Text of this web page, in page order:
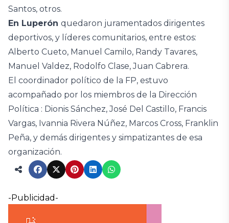
Santos, otros.
En Luperón quedaron juramentados dirigentes
deportivos, y líderes comunitarios, entre estos:
Alberto Cueto, Manuel Camilo, Randy Tavares,
Manuel Valdez, Rodolfo Clase, Juan Cabrera.
El coordinador político de la FP, estuvo
acompañado por los miembros de la Dirección
Política : Dionis Sánchez, José Del Castillo, Francis
Vargas, Ivannia Rivera Núñez, Marcos Cross, Franklin
Peña, y demás dirigentes y simpatizantes de esa
organización.
-Publicidad-